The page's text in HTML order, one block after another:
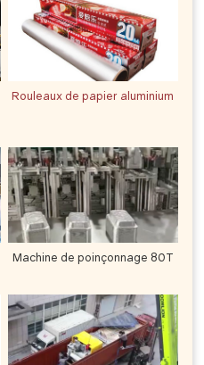
Rouleaux de papier aluminium
Machine de poinçonnage 80T